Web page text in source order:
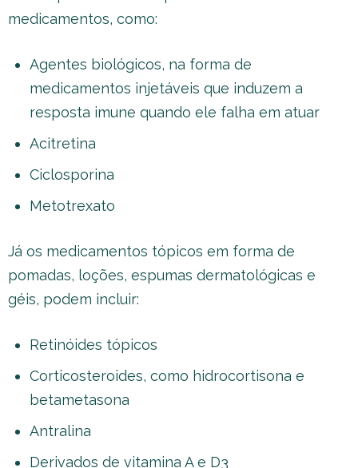
medicamentos, como:
Agentes biológicos, na forma de
medicamentos injetáveis que induzem a
resposta imune quando ele falha em atuar
Acitretina
Ciclosporina
Metotrexato
Já os medicamentos tópicos em forma de
pomadas, loções, espumas dermatológicas e
géis, podem incluir:
Retinóides tópicos
Corticosteroides, como hidrocortisona e
betametasona
Antralina
Derivados de vitamina A e D3